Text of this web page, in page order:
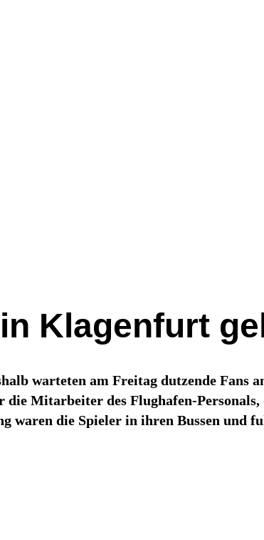
Klagenfurt
warteten am Freitag dutzende Fans
Mitarbeiter des Flughafen-Personals,
waren die Spieler in ihren Bussen und